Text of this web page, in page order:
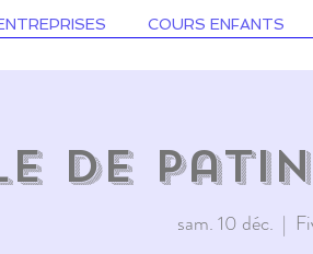
COURS ENFANTS
de
sam. 10 déc.
  |